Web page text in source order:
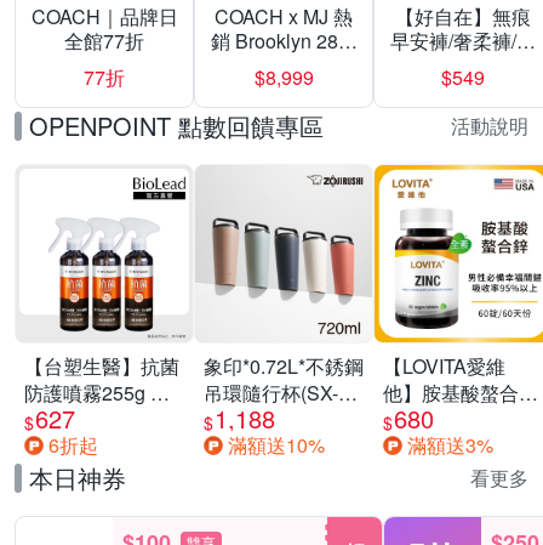
COACH｜品牌日
全館77折
77折
COACH x MJ 熱
銷 Brooklyn 28／
兩用／斜背包均
一價-多款可選
$8,999
【好自在】無痕
早安褲/奢柔褲/熊
抱安睡褲 超值組
任選一組 -生理
褲/衛生棉褲(無痕
褲18片、安睡褲
24片)
$549
OPENPOINT 點數回饋專區 活動說明
【台塑生醫】抗菌
防護噴霧255g 三
入組
$627
6折起
象印*0.72L*不銹鋼
吊環隨行杯(SX-
LA72H)
$1,188
滿額送10%
【LOVITA愛維
他】胺基酸螯合鋅
x2瓶30mg素食錠
(鋅錠)
$680
滿額送3%
本日神券 看更多